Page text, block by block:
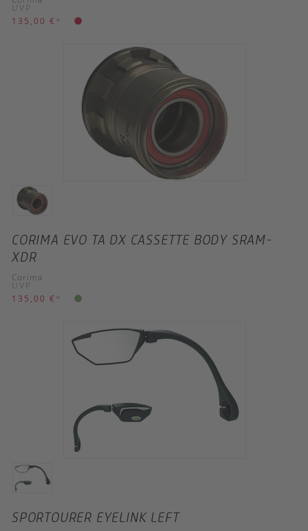
UVP
135,00 € *
CORIMA EVO TA DX CASSETTE BODY SRAM-
XDR
Corima
UVP
135,00 € *
SPORTOURER EYELINK LEFT